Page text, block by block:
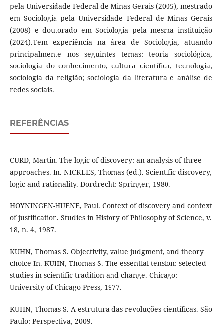
pela Universidade Federal de Minas Gerais (2005), mestrado
em Sociologia pela Universidade Federal de Minas Gerais
(2008) e doutorado em Sociologia pela mesma instituição
(2024).Tem experiência na área de Sociologia, atuando
principalmente nos seguintes temas: teoria sociológica,
sociologia do conhecimento, cultura científica; tecnologia;
sociologia da religião; sociologia da literatura e análise de
redes sociais.
REFERÊNCIAS
CURD, Martin. The logic of discovery: an analysis of three
approaches. In. NICKLES, Thomas (ed.). Scientific discovery,
logic and rationality. Dordrecht: Springer, 1980.
HOYNINGEN-HUENE, Paul. Context of discovery and context
of justification. Studies in History of Philosophy of Science, v.
18, n. 4, 1987.
KUHN, Thomas S. Objectivity, value judgment, and theory
choice In. KUHN, Thomas S. The essential tension: selected
studies in scientific tradition and change. Chicago:
University of Chicago Press, 1977.
KUHN, Thomas S. A estrutura das revoluções científicas. São
Paulo: Perspectiva, 2009.